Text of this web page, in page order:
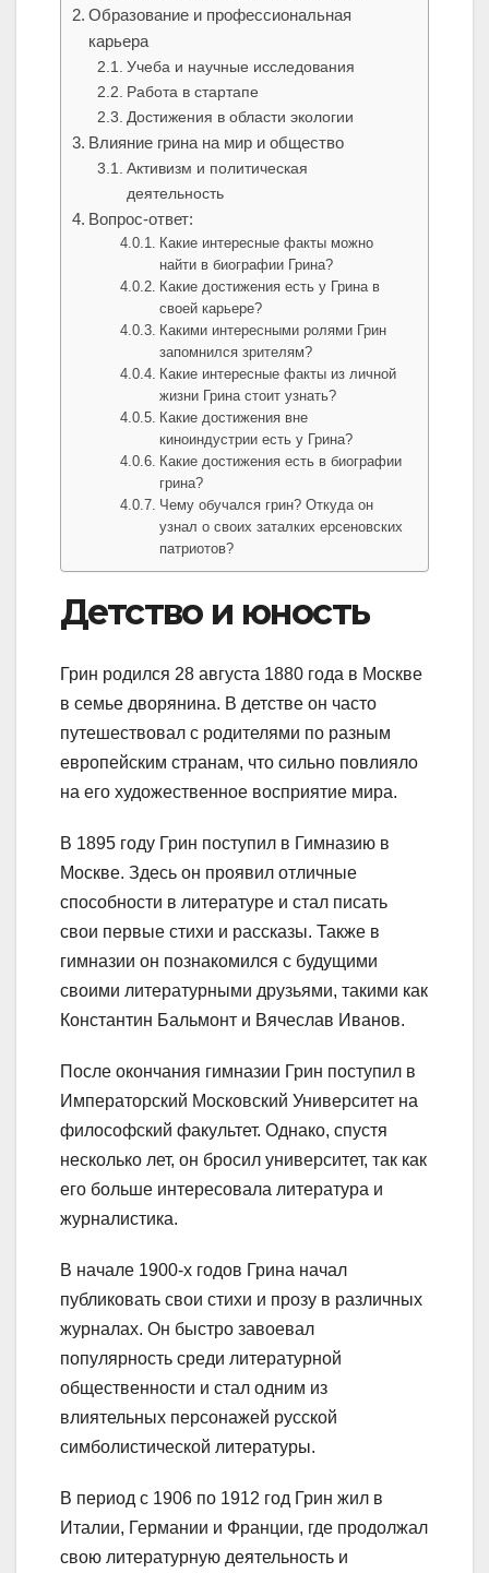
Образование и профессиональная
карьера
Учеба и научные исследования
Работа в стартапе
Достижения в области экологии
Влияние грина на мир и общество
Активизм и политическая
деятельность
Вопрос-ответ:
Какие интересные факты можно
найти в биографии Грина?
Какие достижения есть у Грина в
своей карьере?
Какими интересными ролями Грин
запомнился зрителям?
Какие интересные факты из личной
жизни Грина стоит узнать?
Какие достижения вне
киноиндустрии есть у Грина?
Какие достижения есть в биографии
грина?
Чему обучался грин? Откуда он
узнал о своих заталких ерсеновских
патриотов?
Детство и юность
Грин родился 28 августа 1880 года в Москве
в семье дворянина. В детстве он часто
путешествовал с родителями по разным
европейским странам, что сильно повлияло
на его художественное восприятие мира.
В 1895 году Грин поступил в Гимназию в
Москве. Здесь он проявил отличные
способности в литературе и стал писать
свои первые стихи и рассказы. Также в
гимназии он познакомился с будущими
своими литературными друзьями, такими как
Константин Бальмонт и Вячеслав Иванов.
После окончания гимназии Грин поступил в
Императорский Московский Университет на
философский факультет. Однако, спустя
несколько лет, он бросил университет, так как
его больше интересовала литература и
журналистика.
В начале 1900-х годов Грина начал
публиковать свои стихи и прозу в различных
журналах. Он быстро завоевал
популярность среди литературной
общественности и стал одним из
влиятельных персонажей русской
симболистической литературы.
В период с 1906 по 1912 год Грин жил в
Италии, Германии и Франции, где продолжал
свою литературную деятельность и